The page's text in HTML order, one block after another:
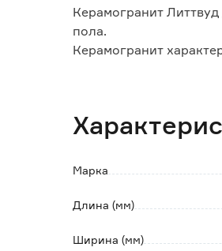
Керамогранит
пола.
Керамогранит
производителем.
помещений с
(не менее 0,5 мм), что
Обратите внимание:
Марка
Длина (мм)
Ширина (мм)